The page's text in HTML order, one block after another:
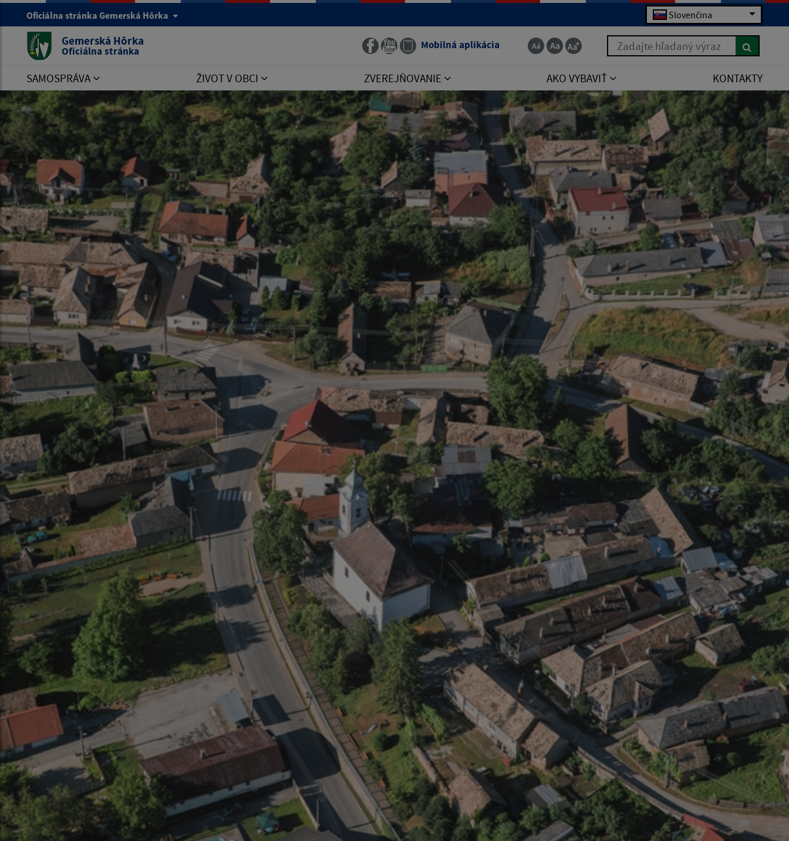
Oficiálna stránka Gemerská Hôrka Slovenčina
Gemerská Hôrka
Oficiálna stránka Mobilná aplikácia Zadajte hľadaný výraz
SAMOSPRÁVA ŽIVOT V OBCI ZVEREJŇOVANIE AKO VYBAVIŤ KONTAKTY